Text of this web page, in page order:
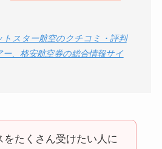
トスター航空のクチコミ・評判
ー、格安航空券の総合情報サイ
をたくさん受けたい人に